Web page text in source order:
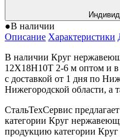
●В наличии
Описание Характеристики
В наличии Круг
12Х18Н10Т 2-6 м оптом и в
с доставкой от 1 дня по
Нижегородской области, а
СтальТехСервис
категории Круг
продукцию категории